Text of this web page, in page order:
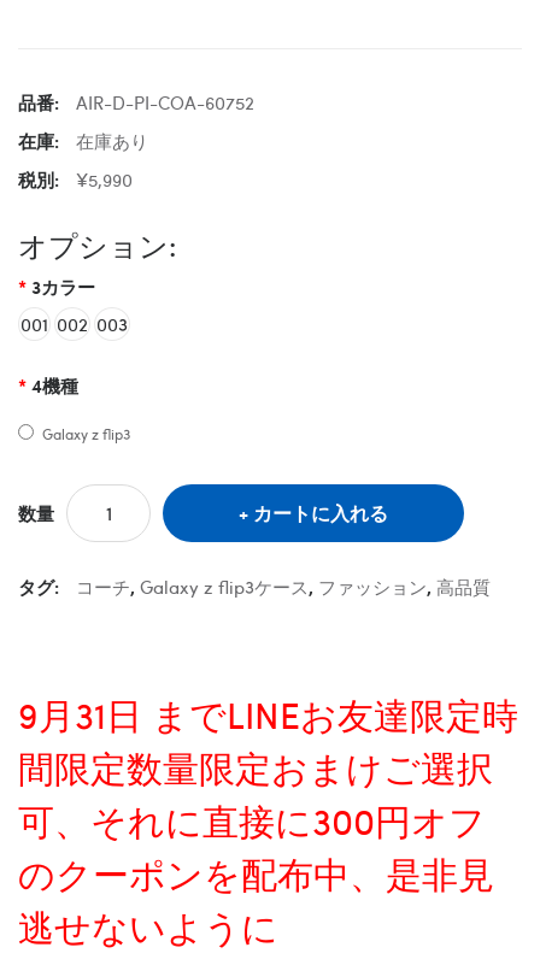
品番:
AIR-D-PI-COA-60752
在庫:
在庫あり
税別:
¥5,990
オプション:
3カラー
001 002 003
4機種
Galaxy z flip3
数量 カートに入れる
タグ: コーチ, Galaxy z flip3ケース, ファッション, 高品質
9月31日 までLINEお友達限定時
間限定数量限定おまけご選択
可、それに直接に300円オフ
のクーポンを配布中、是非見
逃せないように